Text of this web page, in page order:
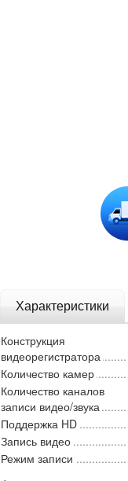
Характеристики
Конструкция
видеорегистратора
Количество камер
Количество каналов
записи видео/звука
Поддержка HD
Запись видео
Режим записи